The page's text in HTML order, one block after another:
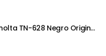
Tóner Konica Minolta TN-628 Negro Original – Compatible con Bizhub 650i (Rendimiento 24,000 páginas)